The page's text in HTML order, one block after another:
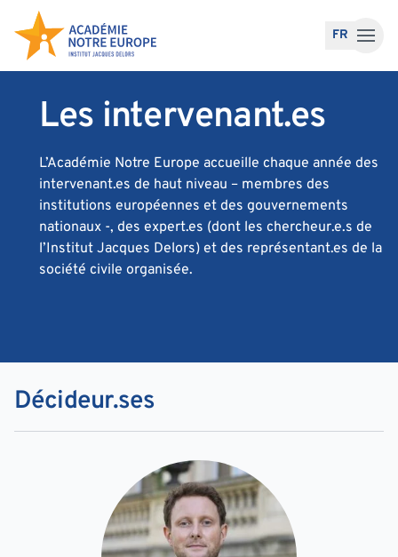
Accéder au contenu
FR
Les intervenant.es
L’Académie Notre Europe accueille chaque année des
intervenant.es de haut niveau – membres des
institutions européennes et des gouvernements
nationaux -, des expert.es (dont les chercheur.e.s de
l’Institut Jacques Delors) et des représentant.es de la
société civile organisée.
Décideur.ses